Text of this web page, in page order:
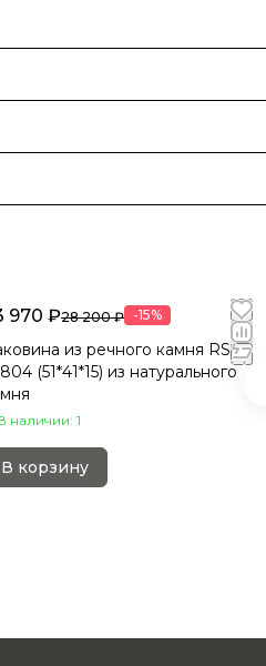
970 ₽28 200 ₽ -15%
из речного камня RS-
(51*41*15) из натурального
наличии: 1
В корзину